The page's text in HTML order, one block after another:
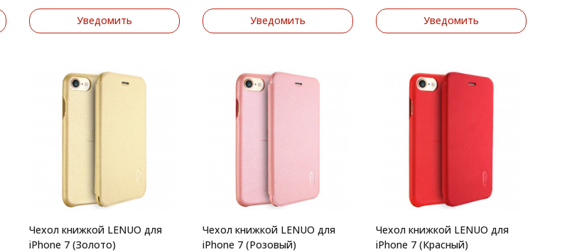
Уведомить Уведомить Уведомить
Чехол книжкой LENUO для
iPhone 7 (Золото)
Чехол книжкой LENUO для
iPhone 7 (Розовый)
Чехол книжкой LENUO для
iPhone 7 (Красный)